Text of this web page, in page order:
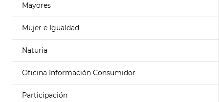
Mayores
Mujer e Igualdad
Naturia
Oficina Información Consumidor
Participación